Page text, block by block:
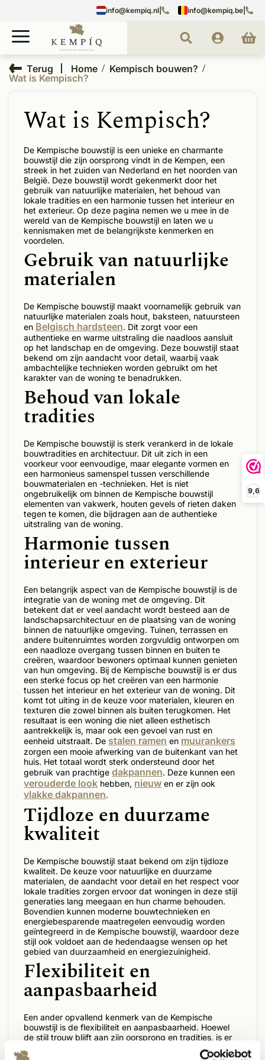
9,6
info@kempiq.nl info@kempiq.be
Terug Home
Kempisch bouwen?
Wat is Kempisch?
Wat is Kempisch?
De Kempische bouwstijl is een unieke en charmante
bouwstijl die zijn oorsprong vindt in de Kempen, een
streek in het zuiden van Nederland en het noorden van
België. Deze bouwstijl wordt gekenmerkt door het
gebruik van natuurlijke materialen, het behoud van
lokale tradities en een harmonie tussen het interieur en
het exterieur. Op deze pagina nemen we u mee in de
wereld van de Kempische bouwstijl en laten we u
kennismaken met de belangrijkste kenmerken en
voordelen.
Gebruik van natuurlijke
materialen
De Kempische bouwstijl maakt voornamelijk gebruik van
natuurlijke materialen zoals hout, baksteen, natuursteen
en Belgisch hardsteen. Dit zorgt voor een
authentieke en warme uitstraling die naadloos aansluit
op het landschap en de omgeving. Deze bouwstijl staat
bekend om zijn aandacht voor detail, waarbij vaak
ambachtelijke technieken worden gebruikt om het
karakter van de woning te benadrukken.
Behoud van lokale
tradities
De Kempische bouwstijl is sterk verankerd in de lokale
bouwtradities en architectuur. Dit uit zich in een
voorkeur voor eenvoudige, maar elegante vormen en
een harmonieus samenspel tussen verschillende
bouwmaterialen en -technieken. Het is niet
ongebruikelijk om binnen de Kempische bouwstijl
elementen van vakwerk, houten gevels of rieten daken
tegen te komen, die bijdragen aan de authentieke
uitstraling van de woning.
Harmonie tussen
interieur en exterieur
Een belangrijk aspect van de Kempische bouwstijl is de
integratie van de woning met de omgeving. Dit
betekent dat er veel aandacht wordt besteed aan de
landschapsarchitectuur en de plaatsing van de woning
binnen de natuurlijke omgeving. Tuinen, terrassen en
andere buitenruimtes worden zorgvuldig ontworpen om
een naadloze overgang tussen binnen en buiten te
creëren, waardoor bewoners optimaal kunnen genieten
van hun omgeving. Bij de Kempische bouwstijl is er dus
een sterke focus op het creëren van een harmonie
tussen het interieur en het exterieur van de woning. Dit
komt tot uiting in de keuze voor materialen, kleuren en
texturen die zowel binnen als buiten terugkomen. Het
resultaat is een woning die niet alleen esthetisch
aantrekkelijk is, maar ook een gevoel van rust en
eenheid uitstraalt. De stalen ramen en muurankers
zorgen een mooie afwerking van de buitenkant van het
huis. Het totaal wordt sterk ondersteund door het
gebruik van prachtige dakpannen. Deze kunnen een
verouderde look hebben, nieuw en er zijn ook
vlakke dakpannen.
Tijdloze en duurzame
kwaliteit
De Kempische bouwstijl staat bekend om zijn tijdloze
kwaliteit. De keuze voor natuurlijke en duurzame
materialen, de aandacht voor detail en het respect voor
lokale tradities zorgen ervoor dat woningen in deze stijl
generaties lang meegaan en hun charme behouden.
Bovendien kunnen moderne bouwtechnieken en
energiebesparende maatregelen eenvoudig worden
geïntegreerd in de Kempische bouwstijl, waardoor deze
stijl ook voldoet aan de hedendaagse wensen op het
gebied van duurzaamheid en energiezuinigheid.
Flexibiliteit en
aanpasbaarheid
Een ander opvallend kenmerk van de Kempische
bouwstijl is de flexibiliteit en aanpasbaarheid. Hoewel
de stijl trouw blijft aan zijn oorsprong en tradities, is er
ook ruimte voor persoonlijke smaak en aanpassingen.
Dit betekent dat er geen 'one-size-fits-all' benadering is